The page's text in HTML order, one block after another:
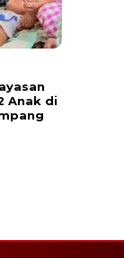
Anak di